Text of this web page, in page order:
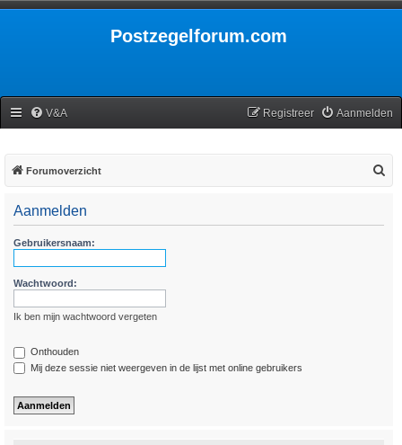
Postzegelforum.com
V&A Aanmelden
Registreer
Forumoverzicht
Aanmelden
Gebruikersnaam:
Wachtwoord:
Ik ben mijn wachtwoord vergeten
Onthouden
Mij deze sessie niet weergeven in de lijst met online gebruikers